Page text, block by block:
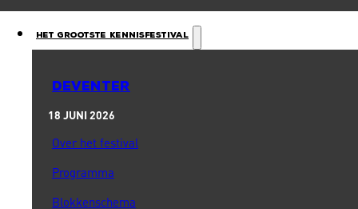
Het Grootste Kennisfestival
DEVENTER
18 JUNI 2026
Over het festival
Programma
Blokkenschema